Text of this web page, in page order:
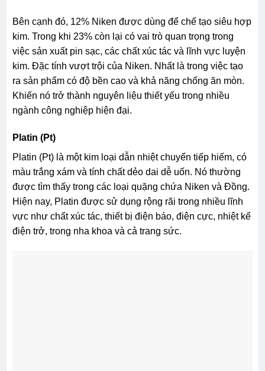
Bên cạnh đó, 12% Niken được dùng để chế tạo siêu hợp
kim. Trong khi 23% còn lại có vai trò quan trọng trong
việc sản xuất pin sạc, các chất xúc tác và lĩnh vực luyện
kim. Đặc tính vượt trội của Niken. Nhất là trong việc tạo
ra sản phẩm có độ bền cao và khả năng chống ăn mòn.
Khiến nó trở thành nguyên liệu thiết yếu trong nhiều
ngành công nghiệp hiện đại.
Platin (Pt)
Platin (Pt) là một kim loại dẫn nhiệt chuyển tiếp hiếm, có
màu trắng xám và tính chất dẻo dai dễ uốn. Nó thường
được tìm thấy trong các loại quặng chứa Niken và Đồng.
Hiện nay, Platin được sử dụng rộng rãi trong nhiều lĩnh
vực như chất xúc tác, thiết bị điện báo, điện cực, nhiệt kế
điện trở, trong nha khoa và cả trang sức.